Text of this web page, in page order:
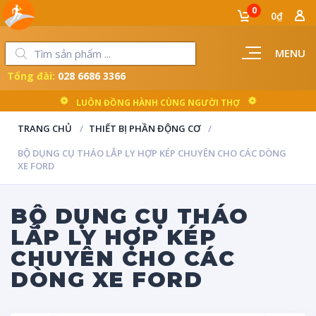
MENU
0 0₫
LUÔN ĐỒNG HÀNH CÙNG NGƯỜI THỢ
Tổng đài: 028 6686 3366
TRANG CHỦ
THIẾT BỊ PHẦN ĐỘNG CƠ
BỘ DỤNG CỤ THÁO LẮP LY HỢP KÉP CHUYÊN CHO CÁC DÒNG
XE FORD
BỘ DỤNG CỤ THÁO
LẮP LY HỢP KÉP
CHUYÊN CHO CÁC
DÒNG XE FORD